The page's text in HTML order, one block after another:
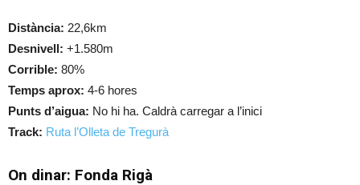
Distància: 22,6km
Desnivell: +1.580m
Corrible: 80%
Temps aprox: 4-6 hores
Punts d’aigua: No hi ha. Caldrà carregar a l’inici
Track: Ruta l’Olleta de Tregurà
On dinar: Fonda Rigà